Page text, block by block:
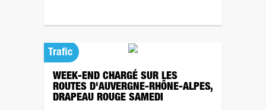
Trafic
WEEK-END CHARGÉ SUR LES
ROUTES D'AUVERGNE-RHÔNE-ALPES,
DRAPEAU ROUGE SAMEDI